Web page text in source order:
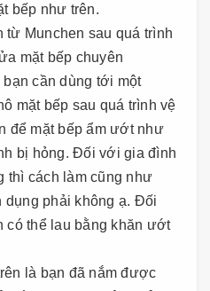
bếp như trên.
từ Munchen sau quá trình
mặt bếp chuyên
cần dùng tới một
mặt bếp sau quá trình vệ
để mặt bếp ẩm ướt như
bị hỏng. Đối với gia đình
thì cách làm cũng như
dụng phải không ạ. Đối
có thể lau bằng khăn ướt
là bạn đã nắm được